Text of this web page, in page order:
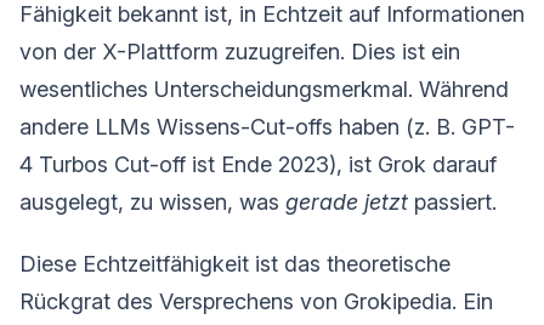
Fähigkeit bekannt ist, in Echtzeit auf Informationen
von der X-Plattform zuzugreifen. Dies ist ein
wesentliches Unterscheidungsmerkmal. Während
andere LLMs Wissens-Cut-offs haben (z. B. GPT-
4 Turbos Cut-off ist Ende 2023), ist Grok darauf
ausgelegt, zu wissen, was gerade jetzt passiert.
Diese Echtzeitfähigkeit ist das theoretische
Rückgrat des Versprechens von Grokipedia. Ein